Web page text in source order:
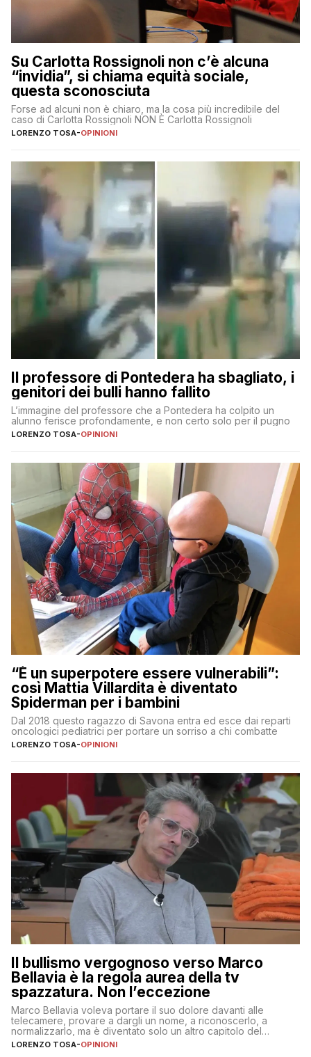
Su Carlotta Rossignoli non c’è alcuna
“invidia”, si chiama equità sociale,
questa sconosciuta
Forse ad alcuni non è chiaro, ma la cosa più incredibile del
caso di Carlotta Rossignoli NON È Carlotta Rossignoli
LORENZO TOSA-OPINIONI
Il professore di Pontedera ha sbagliato, i
genitori dei bulli hanno fallito
L’immagine del professore che a Pontedera ha colpito un
alunno ferisce profondamente, e non certo solo per il pugno
LORENZO TOSA-OPINIONI
“È un superpotere essere vulnerabili”:
così Mattia Villardita è diventato
Spiderman per i bambini
Dal 2018 questo ragazzo di Savona entra ed esce dai reparti
oncologici pediatrici per portare un sorriso a chi combatte
LORENZO TOSA-OPINIONI
Il bullismo vergognoso verso Marco
Bellavia è la regola aurea della tv
spazzatura. Non l’eccezione
Marco Bellavia voleva portare il suo dolore davanti alle
telecamere, provare a dargli un nome, a riconoscerlo, a
normalizzarlo, ma è diventato solo un altro capitolo del
copione
LORENZO TOSA-OPINIONI